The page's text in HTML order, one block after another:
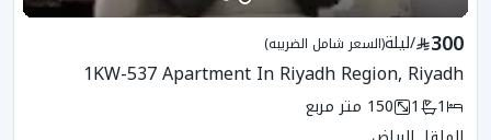
300
/ليلة(السعر شامل الضريبه)
1KW-537 Apartment In Riyadh Region, Riyadh
1
1
150 متر مربع